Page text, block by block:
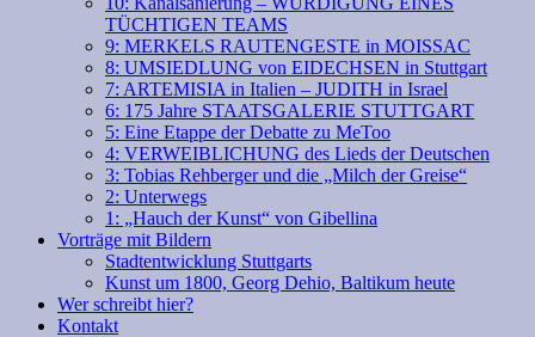
TÜCHTIGEN TEAMS
9: MERKELS RAUTENGESTE in MOISSAC
8: UMSIEDLUNG von EIDECHSEN in Stuttgart
7: ARTEMISIA in Italien – JUDITH in Israel
6: 175 Jahre STAATSGALERIE STUTTGART
5: Eine Etappe der Debatte zu MeToo
4: VERWEIBLICHUNG des Lieds der Deutschen
3: Tobias Rehberger und die „Milch der Greise“
2: Unterwegs
1: „Hauch der Kunst“ von Gibellina
Vorträge mit Bildern
Stadtentwicklung Stuttgarts
Kunst um 1800, Georg Dehio, Baltikum heute
Wer schreibt hier?
Kontakt